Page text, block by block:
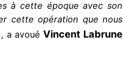
à cette époque avec son
cette opération que nous
, a avoué Vincent Labrune